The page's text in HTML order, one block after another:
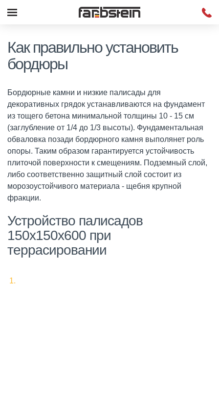
Как правильно установить
бордюры
Бордюрные камни и низкие палисады для
декоративных грядок устанавливаются на фундамент
из тощего бетона минимальной толщины 10 - 15 см
(заглубление от 1/4 до 1/3 высоты). Фундаментальная
обваловка позади бордюрного камня выполянет роль
опоры. Таким образом гарантируется устойчивость
плиточой поверхности к смещениям. Подземный слой,
либо соответственно защитный слой состоит из
морозоустойчивого материала - щебня крупной
фракции.
Устройство палисадов
150х150х600 при
террасировании